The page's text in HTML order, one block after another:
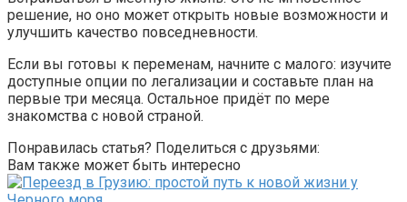
решение, но оно может открыть новые возможности и
улучшить качество повседневности.
Если вы готовы к переменам, начните с малого: изучите
доступные опции по легализации и составьте план на
первые три месяца. Остальное придёт по мере
знакомства с новой страной.
Понравилась статья? Поделиться с друзьями:
Вам также может быть интересно